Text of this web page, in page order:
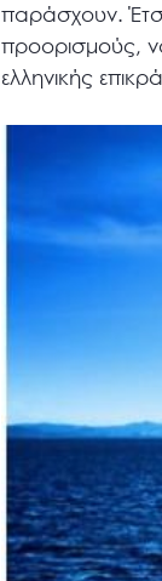
παράσχουν.
προορισμούς,
ελληνικής